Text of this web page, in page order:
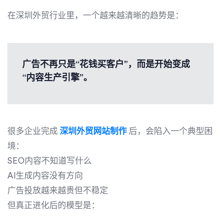
在深圳外贸行业里，一个越来越清晰的趋势是：
广告不再只是“花钱买客户”，而是开始变成
“内容生产引擎”。
很多企业完成 深圳外贸网站制作 后，会陷入一个典型困
境：
SEO内容不知道写什么
AI生成内容没有方向
广告投放越来越贵但不稳定
但真正进化后的模型是：